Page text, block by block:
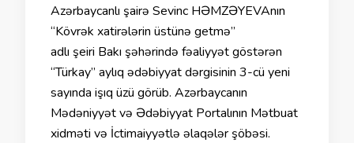
Azərbaycanlı şairə Sevinc HƏMZƏYEVAnın
“Kövrək xatirələrin üstünə getmə”
adlı şeiri Bakı şəhərində fəaliyyət göstərən
“Türkay” aylıq ədəbiyyat dərgisinin 3-cü yeni
sayında işıq üzü görüb. Azərbaycanın
Mədəniyyət və Ədəbiyyat Portalının Mətbuat
xidməti və İctimaiyyətlə əlaqələr şöbəsi.